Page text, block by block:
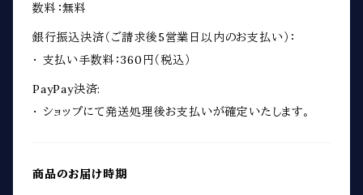
数料：無料
銀行振込決済（ご請求後5営業日以内のお支払い）：
・ 支払い手数料：360円（税込）
PayPay決済:
・ ショップにて発送処理後お支払いが確定いたします。
商品のお届け時期